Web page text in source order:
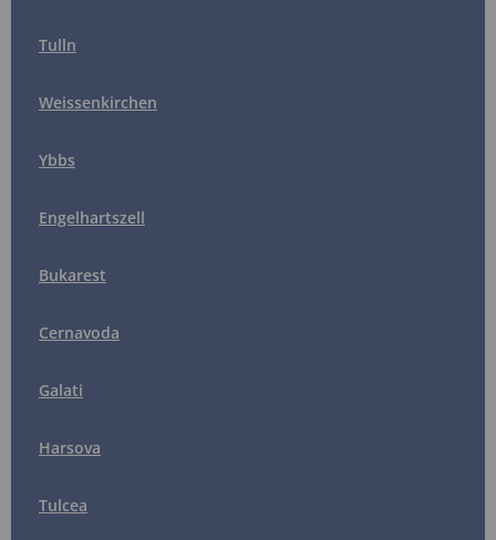
Tulln
Weissenkirchen
Ybbs
Engelhartszell
Bukarest
Cernavoda
Galati
Harsova
Tulcea